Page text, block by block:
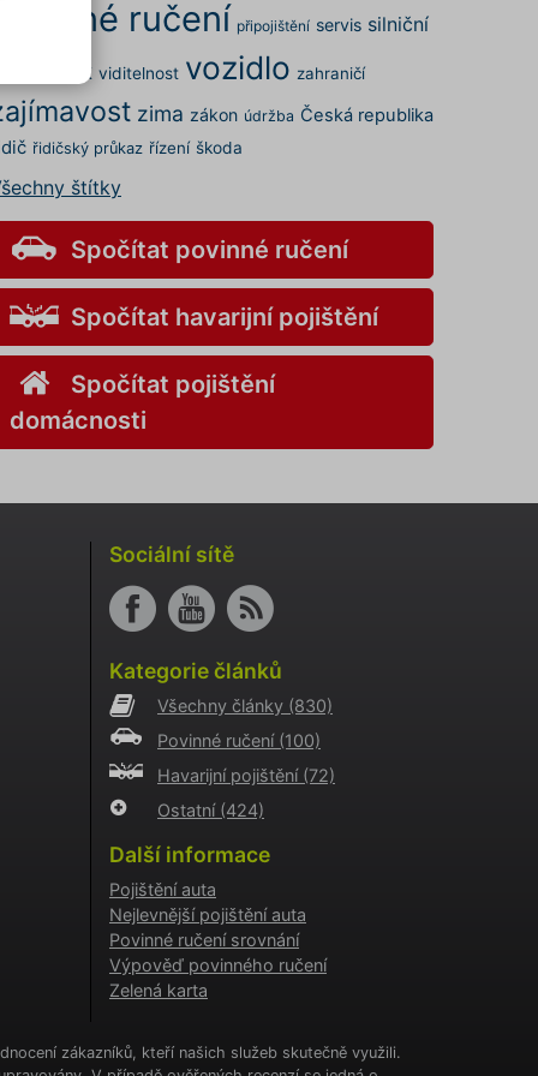
povinné ručení připojištění servis silniční
STK viditelnost vozidlo zahraničí
zima zákon údržba Česká republika
řidičský průkaz řízení škoda
štítky
Spočítat povinné ručení
Spočítat havarijní pojištění
Spočítat pojištění
domácnosti
Sociální sítě
Kategorie článků
Všechny články (830)
Povinné ručení (100)
Havarijní pojištění (72)
Ostatní (424)
Další informace
Pojištění auta
Nejlevnější pojištění auta
Povinné ručení srovnání
Výpověď povinného ručení
Zelená karta
zákazníků, kteří našich služeb skutečně využili.
v